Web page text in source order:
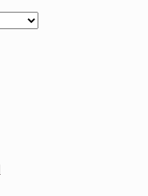
multe
variații.